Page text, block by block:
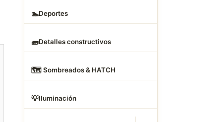
🏊Deportes
🧱Detalles constructivos
🗺️ Sombreados & HATCH
💡Iluminación